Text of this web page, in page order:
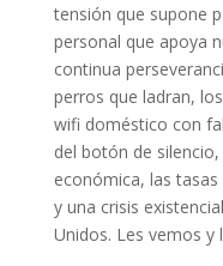
tensión que supone
personal que apoya
continua
perros que ladran,
wifi doméstico con
del botón de
económica, las
y una crisis
Unidos. Les vemos y